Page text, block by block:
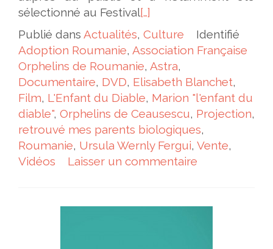
sélectionné au Festival[…]
Publié dans Actualités, Culture
Identifié
Adoption Roumanie, Association Française
Orphelins de Roumanie, Astra,
Documentaire, DVD, Elisabeth Blanchet,
Film, L'Enfant du Diable, Marion "l'enfant du
diable", Orphelins de Ceausescu, Projection,
retrouvé mes parents biologiques,
Roumanie, Ursula Wernly Fergui, Vente,
Vidéos
Laisser un commentaire